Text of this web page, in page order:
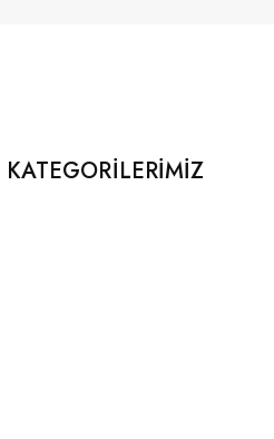
KATEGORILERIMIZ